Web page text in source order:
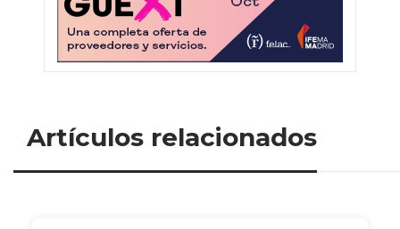
Artículos relacionados